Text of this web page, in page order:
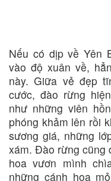
Nếu có dịp về Yên
vào độ xuân về,
này. Giữa vẻ đẹp
cước, đào rừng
như những viên
phóng khảm lên rồi
sương giá, những
xám. Đào rừng cũng
hoa vươn mình
những cánh hoa